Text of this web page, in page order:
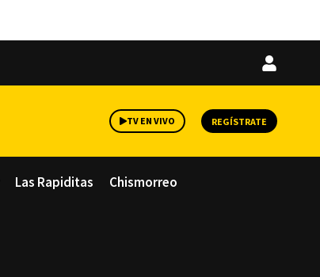
Iniciar
TV EN VIVO REGÍSTRATE
Las Rapiditas Chismorreo